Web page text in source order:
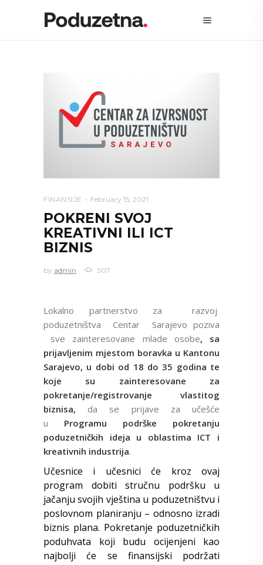
FINANSIJE February 15, 2021
POKRENI SVOJ
KREATIVNI ILI ICT
BIZNIS
by admin 507
Lokalno partnerstvo za razvoj
poduzetništva Centar Sarajevo poziva
sve zainteresovane mlade osobe, sa
prijavljenim mjestom boravka u Kantonu
Sarajevo, u dobi od 18 do 35 godina te
koje su zainteresovane za
pokretanje/registrovanje vlastitog
biznisa,
da se prijave za učešće
u
Programu podrške pokretanju
poduzetničkih ideja u oblastima ICT i
kreativnih industrija.
Učesnice i učesnici će kroz ovaj
program dobiti stručnu podršku u
jačanju svojih vještina u poduzetništvu i
poslovnom planiranju – odnosno izradi
biznis plana. Pokretanje poduzetničkih
poduhvata koji budu ocijenjeni kao
najbolji će se finansijski podržati